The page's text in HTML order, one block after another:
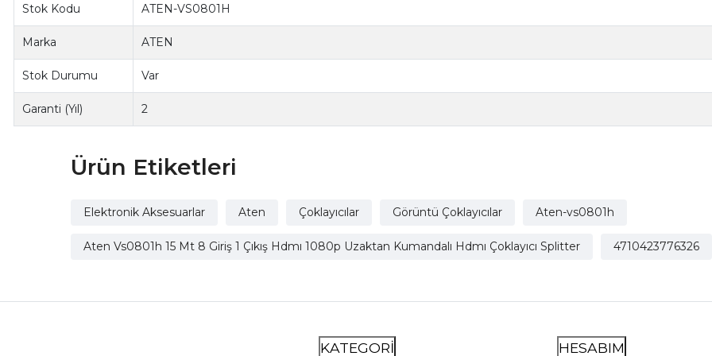
Stok Kodu ATEN-VS0801H
Marka ATEN
Stok Durumu Var
Garanti (Yıl) 2
Ürün Etiketleri
Elektronik Aksesuarlar Aten Çoklayıcılar Görüntü Çoklayıcılar Aten-vs0801h
Aten Vs0801h 15 Mt 8 Giriş 1 Çıkış Hdmı 1080p Uzaktan Kumandalı Hdmı Çoklayıcı Splitter 4710423776326
KATEGORİ HESABIM